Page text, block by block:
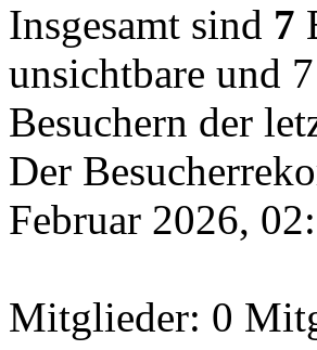
Insgesamt sind 7
unsichtbare und
Besuchern der
Der
Februar 2026,
Mitglieder: 0